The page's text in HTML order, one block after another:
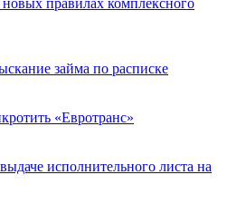
займа по расписке
«Евротранс»
исполнительного листа на